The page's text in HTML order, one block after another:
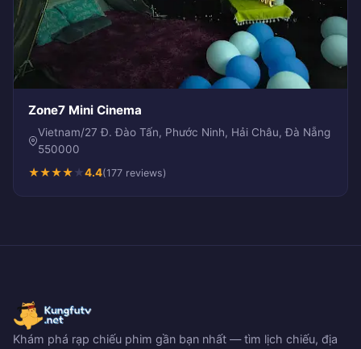
Zone7 Mini Cinema
Vietnam/27 Đ. Đào Tấn, Phước Ninh, Hải Châu, Đà Nẵng
550000
★★★★★4.4(177 reviews)
Khám phá rạp chiếu phim gần bạn nhất — tìm lịch chiếu, địa